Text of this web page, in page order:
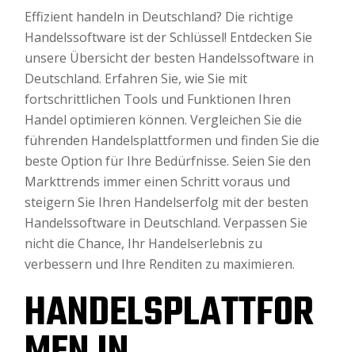
Effizient handeln in Deutschland? Die richtige
Handelssoftware ist der Schlüssel! Entdecken Sie
unsere Übersicht der besten Handelssoftware in
Deutschland. Erfahren Sie, wie Sie mit
fortschrittlichen Tools und Funktionen Ihren
Handel optimieren können. Vergleichen Sie die
führenden Handelsplattformen und finden Sie die
beste Option für Ihre Bedürfnisse. Seien Sie den
Markttrends immer einen Schritt voraus und
steigern Sie Ihren Handelserfolg mit der besten
Handelssoftware in Deutschland. Verpassen Sie
nicht die Chance, Ihr Handelserlebnis zu
verbessern und Ihre Renditen zu maximieren.
HANDELSPLATTFOR